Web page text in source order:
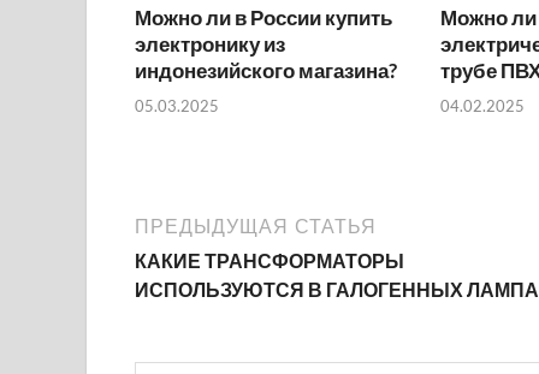
Можно ли в России купить
электронику из
индонезийского магазина?
05.03.2025
Можно
трубе
04.02.2025
ПРЕДЫДУЩАЯ СТАТЬЯ
КАКИЕ ТРАНСФОРМАТОРЫ
ИСПОЛЬЗУЮТСЯ В ГАЛОГЕННЫХ